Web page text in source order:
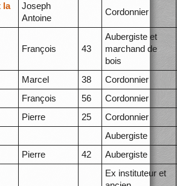
la
Joseph
Antoine
Cordonnier
François 43
Aubergiste et
marchand de
bois
Marcel 38
Cordonnier
François 56
Cordonnier
Pierre 25
Cordonnier
Aubergiste
Pierre 42 Aubergiste
Ex instituteur et